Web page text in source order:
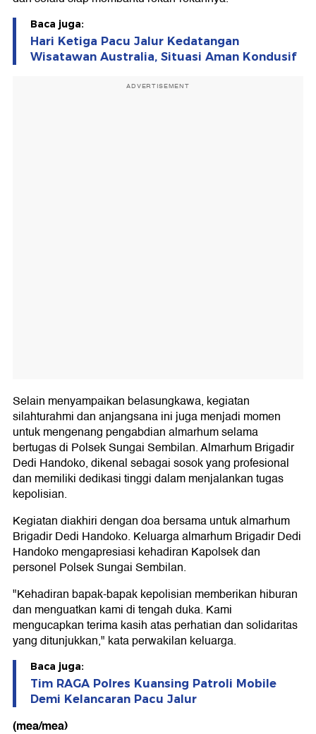
Baca juga:
Hari Ketiga Pacu Jalur Kedatangan
Wisatawan Australia, Situasi Aman Kondusif
ADVERTISEMENT
Selain menyampaikan belasungkawa, kegiatan
silahturahmi dan anjangsana ini juga menjadi momen
untuk mengenang pengabdian almarhum selama
bertugas di Polsek Sungai Sembilan. Almarhum Brigadir
Dedi Handoko, dikenal sebagai sosok yang profesional
dan memiliki dedikasi tinggi dalam menjalankan tugas
kepolisian.
Kegiatan diakhiri dengan doa bersama untuk almarhum
Brigadir Dedi Handoko. Keluarga almarhum Brigadir Dedi
Handoko mengapresiasi kehadiran Kapolsek dan
personel Polsek Sungai Sembilan.
"Kehadiran bapak-bapak kepolisian memberikan hiburan
dan menguatkan kami di tengah duka. Kami
mengucapkan terima kasih atas perhatian dan solidaritas
yang ditunjukkan," kata perwakilan keluarga.
Baca juga:
Tim RAGA Polres Kuansing Patroli Mobile
Demi Kelancaran Pacu Jalur
(mea/mea)